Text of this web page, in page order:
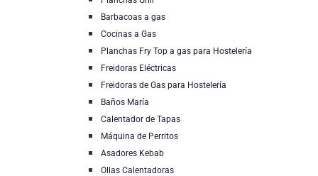
Barbacoas a gas
Cocinas a Gas
Planchas Fry Top a gas para Hostelería
Freidoras Eléctricas
Freidoras de Gas para Hostelería
Baños María
Calentador de Tapas
Máquina de Perritos
Asadores Kebab
Ollas Calentadoras